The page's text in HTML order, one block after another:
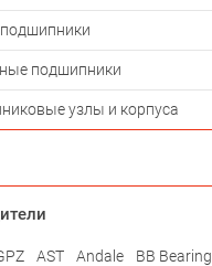
подшипники
узлы и корпуса
AST Andale BB Bearing